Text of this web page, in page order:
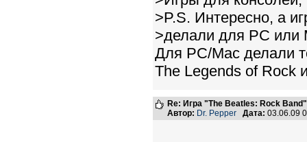
>P.S. Интересно, а
>делали для PC или
Для PC/Mac делали
The Legends of Rock
Re: Игра "The Beatles: Rock Band"
Автор: Dr. Pepper Дата: 03.06.09